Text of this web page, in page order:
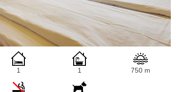
1 1 750 m